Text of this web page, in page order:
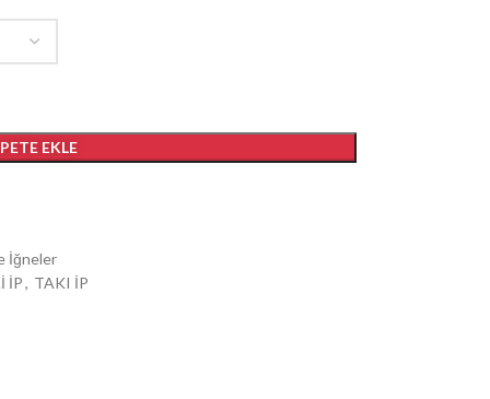
EKLE
İğneler
İP, TAKI İP